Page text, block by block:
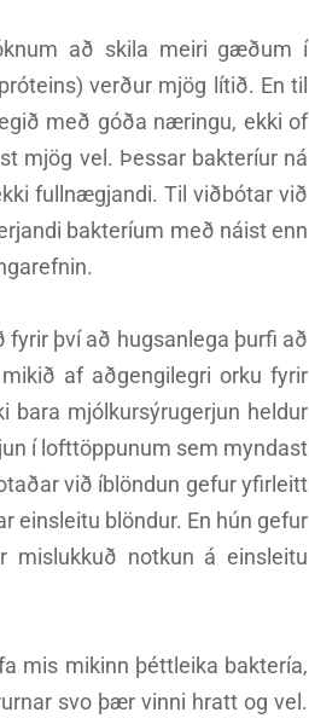
að skila meiri gæðum í
verður mjög lítið. En til
með góða næringu, ekki of
mjög vel. Þessar bakteríur ná
fullnægjandi. Til viðbótar við
bakteríum með náist enn
því að hugsanlega þurfi að
af aðgengilegri orku fyrir
bara mjólkursýrugerjun heldur
í lofttöppunum sem myndast
við íblöndun gefur yfirleitt
einsleitu blöndur. En hún gefur
mislukkuð notkun á einsleitu
mis mikinn þéttleika baktería,
svo þær vinni hratt og vel.